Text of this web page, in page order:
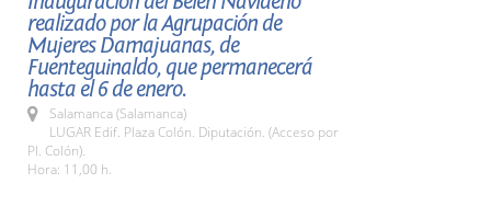
realizado por la Agrupación de
Mujeres Damajuanas, de
Fuenteguinaldo, que permanecerá
hasta el 6 de enero.
Salamanca (Salamanca)
LUGAR Edif. Plaza Colón. Diputación. (Acceso por
Pl. Colón).
Hora: 11,00 h.